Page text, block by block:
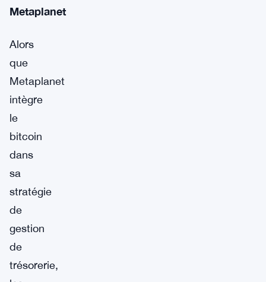
Metaplanet
Alors
que
Metaplanet
intègre
le
bitcoin
dans
sa
stratégie
de
gestion
de
trésorerie,